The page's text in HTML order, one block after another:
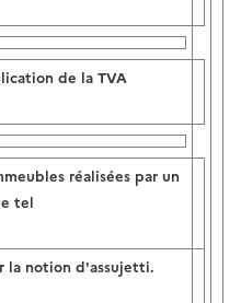
de la TVA
réalisées par un
tel
la notion d'assujetti.